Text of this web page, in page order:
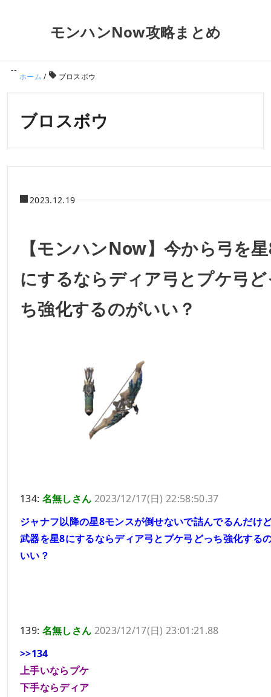
モンハンNow攻略まとめ
ホーム / ブロスボウ
ブロスボウ
2023.12.19
【モンハンNow】今から弓を
にするならディア弓とプケ弓
ち強化するのがいい？
134: 名無しさん 2023/12/17(日) 22:58:50.37
ジャナフ以降の星8モンスが倒せないで詰んでるんだけ
武器を星8にするならディア弓とプケ弓どっち強化する
いい？
139: 名無しさん 2023/12/17(日) 23:01:21.88
>>134
上手いならプケ
下手ならディア